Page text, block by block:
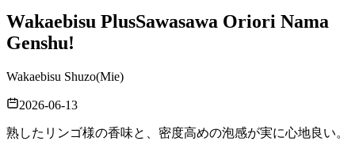
Wakaebisu PlusSawasawa Oriori Nama
Genshu!
Wakaebisu Shuzo(Mie)
2026-06-13
熟したリンゴ様の香味と、密度高めの泡感が実に心地良い。